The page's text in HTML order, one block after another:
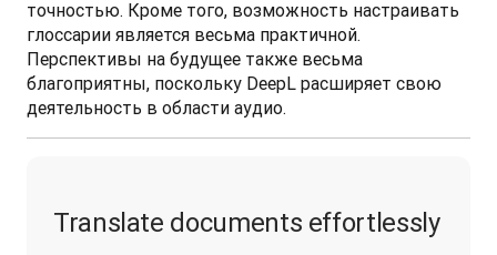
точностью. Кроме того, возможность настраивать
глоссарии является весьма практичной.
Перспективы на будущее также весьма
благоприятны, поскольку DeepL расширяет свою
деятельность в области аудио.
Translate documents effortlessly